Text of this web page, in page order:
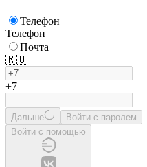
Телефон
Телефон
Почта
🇷🇺
+7
Дальше
Войти с паролем
Войти с помощью